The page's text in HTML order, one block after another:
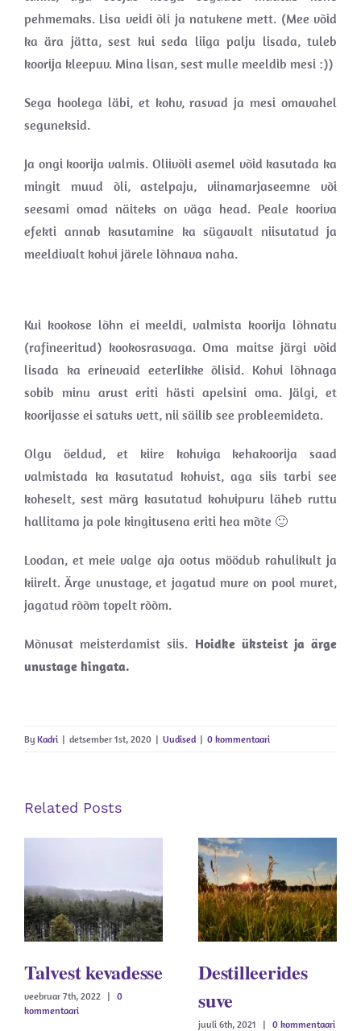
pehmemaks. Lisa veidi õli ja natukene mett. (Mee võid
ka ära jätta, sest kui seda liiga palju lisada, tuleb
koorija kleepuv. Mina lisan, sest mulle meeldib mesi :))
Sega hoolega läbi, et kohv, rasvad ja mesi omavahel
seguneksid.
Ja ongi koorija valmis. Oliivõli asemel võid kasutada ka
mingit muud õli, astelpaju, viinamarjaseemne või
seesami omad näiteks on väga head. Peale kooriva
efekti annab kasutamine ka sügavalt niisutatud ja
meeldivalt kohvi järele lõhnava naha.
Kui kookose lõhn ei meeldi, valmista koorija lõhnatu
(rafineeritud) kookosrasvaga. Oma maitse järgi võid
lisada ka erinevaid eeterlikke õlisid. Kohvi lõhnaga
sobib minu arust eriti hästi apelsini oma. Jälgi, et
koorijasse ei satuks vett, nii säilib see probleemideta.
Olgu öeldud, et kiire kohviga kehakoorija saad
valmistada ka kasutatud kohvist, aga siis tarbi see
koheselt, sest märg kasutatud kohvipuru läheb ruttu
hallitama ja pole kingitusena eriti hea mõte 🙂
Loodan, et meie valge aja ootus möödub rahulikult ja
kiirelt. Ärge unustage, et jagatud mure on pool muret,
jagatud rõõm topelt rõõm.
Mõnusat meisterdamist siis. Hoidke üksteist ja ärge
unustage hingata.
By Kadri | detsember 1st, 2020 | Uudised | 0 kommentaari
Related Posts
Talvest kevadesse
veebruar 7th, 2022 | 0
kommentaari
Destilleerides
suve
juuli 6th, 2021 | 0 kommentaari